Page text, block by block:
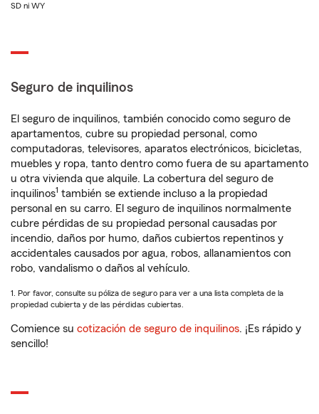
SD ni WY
Seguro de inquilinos
El seguro de inquilinos, también conocido como seguro de
apartamentos, cubre su propiedad personal, como
computadoras, televisores, aparatos electrónicos, bicicletas,
muebles y ropa, tanto dentro como fuera de su apartamento
u otra vivienda que alquile. La cobertura del seguro de
inquilinos1 también se extiende incluso a la propiedad
personal en su carro. El seguro de inquilinos normalmente
cubre pérdidas de su propiedad personal causadas por
incendio, daños por humo, daños cubiertos repentinos y
accidentales causados por agua, robos, allanamientos con
robo, vandalismo o daños al vehículo.
1. Por favor, consulte su póliza de seguro para ver a una lista completa de la
propiedad cubierta y de las pérdidas cubiertas.
Comience su cotización de seguro de inquilinos. ¡Es rápido y
sencillo!